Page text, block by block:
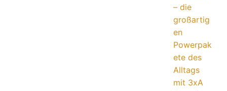
– die
großartig
en
Powerpak
ete des
Alltags
mit 3xA